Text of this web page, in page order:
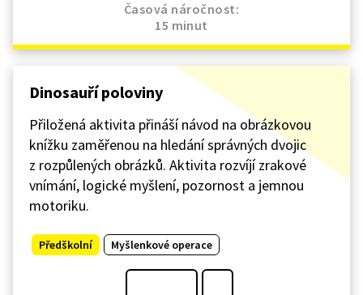
Časová náročnost:
15 minut
Dinosauří poloviny
Přiložená aktivita přináší návod na obrázkovou
knížku zaměřenou na hledání správných dvojic
z rozpůlených obrázků. Aktivita rozvíjí zrakové
vnímání, logické myšlení, pozornost a jemnou
motoriku.
Předškolní Myšlenkové operace